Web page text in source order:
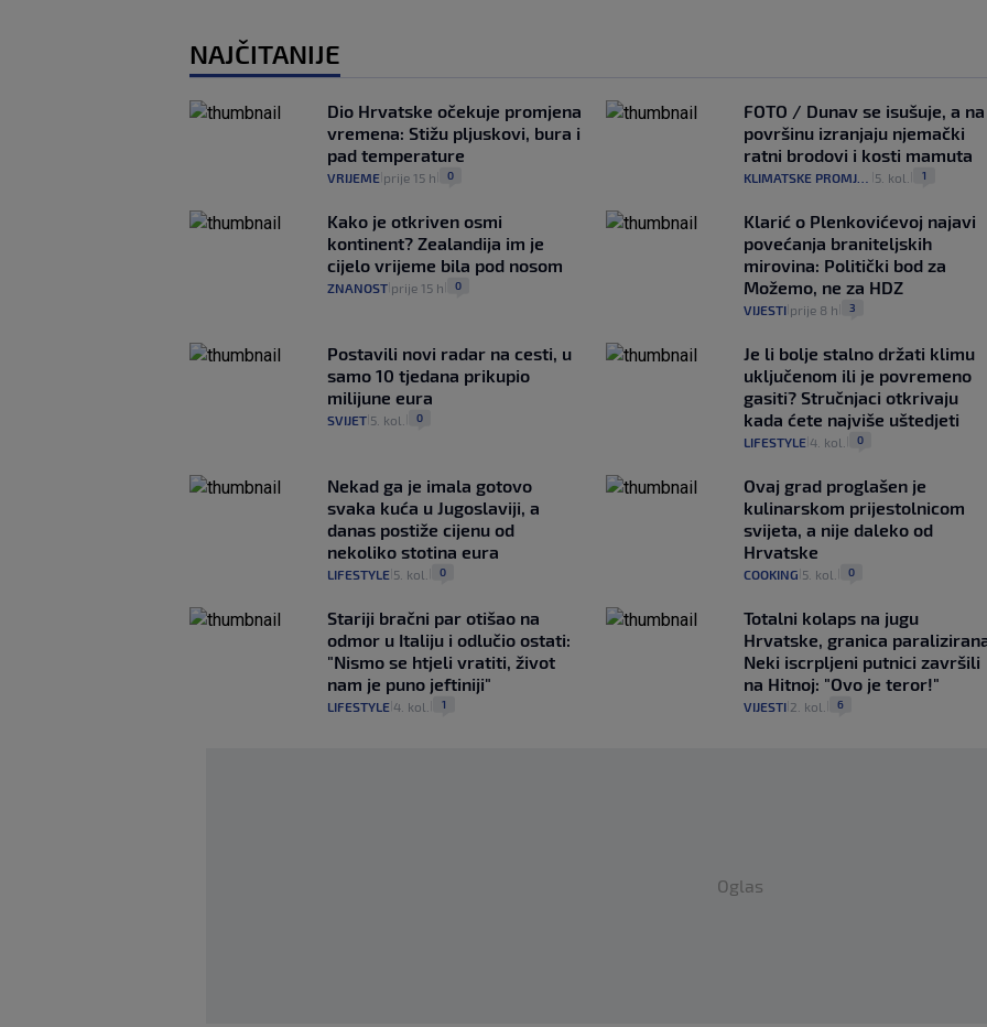
NAJČITANIJE
Dio Hrvatske očekuje promjena
vremena: Stižu pljuskovi, bura i
pad temperature
VRIJEME prije 15 h 0
FOTO / Dunav se isušuje, a na
površinu izranjaju njemački
ratni brodovi i kosti mamuta
KLIMATSKE PROMJENE 5. kol. 1
Kako je otkriven osmi
kontinent? Zealandija im je
cijelo vrijeme bila pod nosom
ZNANOST prije 15 h 0
Klarić o Plenkovićevoj najavi
povećanja braniteljskih
mirovina: Politički bod za
Možemo, ne za HDZ
VIJESTI| prije 8 h 3
Postavili novi radar na cesti, u
samo 10 tjedana prikupio
milijune eura
SVIJET 5. kol. 0
Je li bolje stalno držati klimu
uključenom ili je povremeno
gasiti? Stručnjaci otkrivaju
kada ćete najviše uštedjeti
LIFESTYLE| 4. kol. 0
Nekad ga je imala gotovo
svaka kuća u Jugoslaviji, a
danas postiže cijenu od
nekoliko stotina eura
LIFESTYLE 5. kol. 0
Ovaj grad proglašen je
kulinarskom prijestolnicom
svijeta, a nije daleko od
Hrvatske
COOKING 5. kol. 0
Stariji bračni par otišao na
odmor u Italiju i odlučio ostati:
"Nismo se htjeli vratiti, život
nam je puno jeftiniji"
LIFESTYLE 4. kol. 1
Totalni kolaps na jugu
Hrvatske, granica
Neki iscrpljeni putnici završili
na Hitnoj: "Ovo je teror!"
VIJESTI| 2. kol. 6
Oglas